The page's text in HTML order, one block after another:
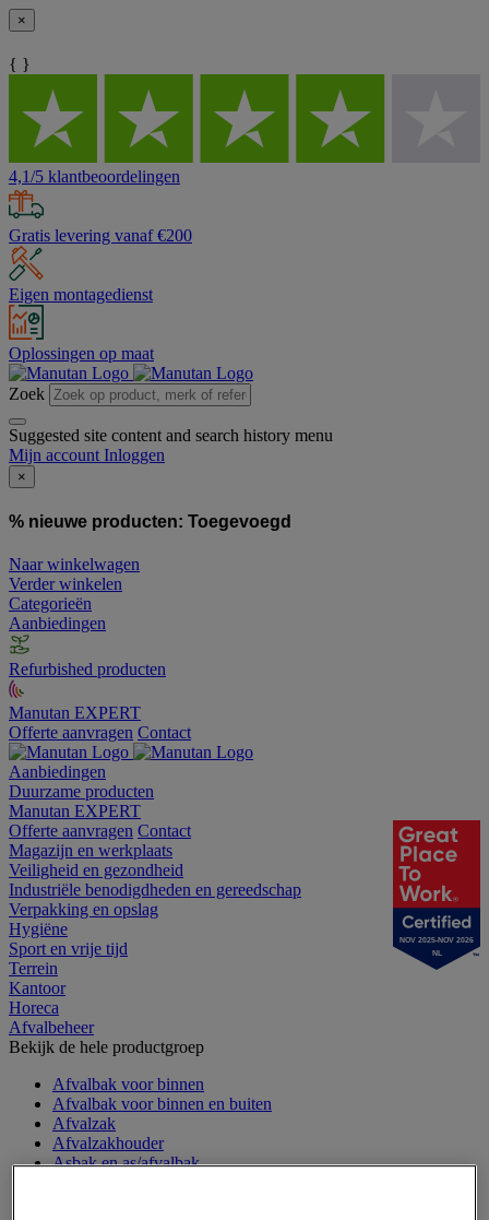
×
{ }
4,1/5 klantbeoordelingen
Gratis levering vanaf €200
Eigen montagedienst
Oplossingen op maat
Zoek
Suggested site content and search history menu
Mijn account Inloggen
×
% nieuwe producten: Toegevoegd
Naar winkelwagen
Verder winkelen
Categorieën
Aanbiedingen
Refurbished producten
Manutan EXPERT
Offerte aanvragen Contact
Aanbiedingen
Duurzame producten
Manutan EXPERT
Offerte aanvragen Contact
Magazijn en werkplaats
Veiligheid en gezondheid
Industriële benodigdheden en gereedschap
Verpakking en opslag
Hygiëne
Sport en vrije tijd
Terrein
Kantoor
Horeca
Afvalbeheer
Bekijk de hele productgroep
Afvalbak voor binnen
Afvalbak voor binnen en buiten
Afvalzak
Afvalzakhouder
Asbak en as/afvalbak
NOV 2025-NOV 2026
NL